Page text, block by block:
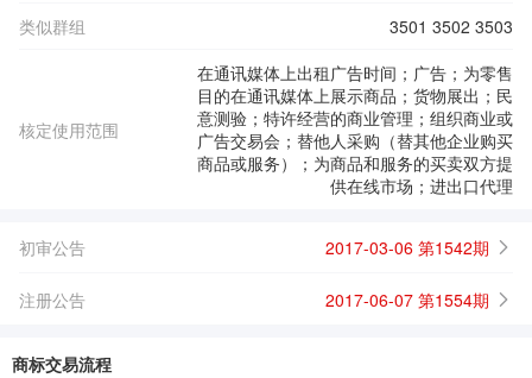
类似群组
3501 3502 3503
核定使用范围
在通讯媒体上出租广告时间；广告；为零售
目的在通讯媒体上展示商品；货物展出；民
意测验；特许经营的商业管理；组织商业或
广告交易会；替他人采购（替其他企业购买
商品或服务）；为商品和服务的买卖双方提
供在线市场；进出口代理
初审公告 2017-03-06 第1542期
注册公告 2017-06-07 第1554期
商标交易流程